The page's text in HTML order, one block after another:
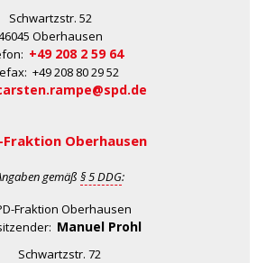
Schwartzstr. 52
Oberhausen
+49 208 2 59 64
+49 208 80 29 52
Fraktion Oberhausen
gemäß § 5 DDG:
Fraktion Oberhausen
Manuel Prohl
Schwartzstr. 72